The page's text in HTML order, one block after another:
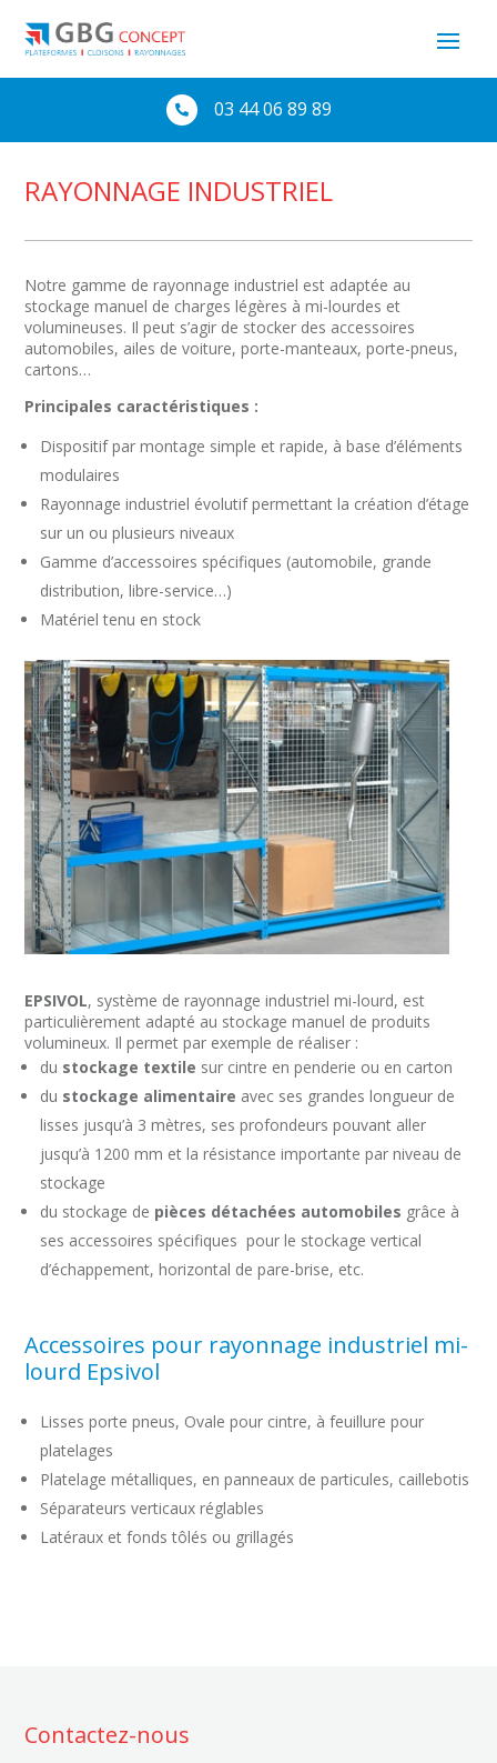
 03 44 06 89 89
RAYONNAGE INDUSTRIEL
Notre gamme de rayonnage industriel est adaptée au
stockage manuel de charges légères à mi-lourdes et
volumineuses. Il peut s’agir de stocker des accessoires
automobiles, ailes de voiture, porte-manteaux, porte-pneus,
cartons…
Principales caractéristiques :
Dispositif par montage simple et rapide, à base d’éléments
modulaires
Rayonnage industriel évolutif permettant la création d’étage
sur un ou plusieurs niveaux
Gamme d’accessoires spécifiques (automobile, grande
distribution, libre-service…)
Matériel tenu en stock
EPSIVOL, système de rayonnage industriel mi-lourd, est
particulièrement adapté au stockage manuel de produits
volumineux. Il permet par exemple de réaliser :
du stockage textile sur cintre en penderie ou en carton
du stockage alimentaire avec ses grandes longueur de
lisses jusqu’à 3 mètres, ses profondeurs pouvant aller
jusqu’à 1200 mm et la résistance importante par niveau de
stockage
du stockage de pièces détachées automobiles grâce à
ses accessoires spécifiques pour le stockage vertical
d’échappement, horizontal de pare-brise, etc.
Accessoires pour rayonnage industriel mi-
lourd Epsivol
Lisses porte pneus, Ovale pour cintre, à feuillure pour
platelages
Platelage métalliques, en panneaux de particules, caillebotis
Séparateurs verticaux réglables
Latéraux et fonds tôlés ou grillagés
Contactez-nous